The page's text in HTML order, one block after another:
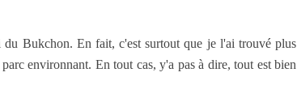
du Bukchon. En fait, c'est surtout que je l'ai trouvé plus
environnant. En tout cas, y'a pas à dire, tout est bien